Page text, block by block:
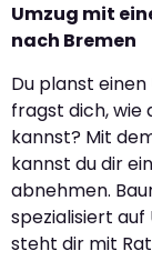
Umzug mit
nach Bremen
Du planst
fragst dich, wie
kannst? Mit
kannst du dir
abnehmen.
spezialisiert auf
steht dir mit